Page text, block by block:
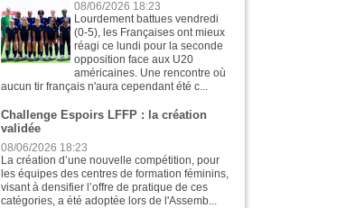
08/06/2026 18:23
Lourdement battues vendredi
(0-5), les Françaises ont mieux
réagi ce lundi pour la seconde
opposition face aux U20
américaines. Une rencontre où
aucun tir français n'aura cependant été c...
Challenge Espoirs LFFP : la création
validée
08/06/2026 18:23
La création d’une nouvelle compétition, pour
les équipes des centres de formation féminins,
visant à densifier l’offre de pratique de ces
catégories, a été adoptée lors de l'Assemb...